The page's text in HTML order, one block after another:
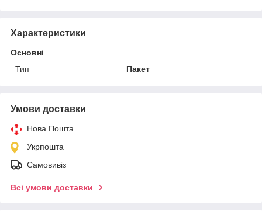
Характеристики
Основні
Тип
Пакет
Умови доставки
Нова Пошта
Укрпошта
Самовивіз
Всі умови доставки